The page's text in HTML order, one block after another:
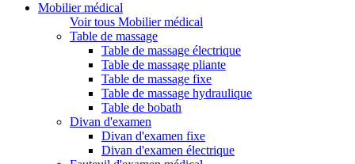
Mobilier médical
Voir tous Mobilier médical
Table de massage
Table de massage électrique
Table de massage pliante
Table de massage fixe
Table de massage hydraulique
Table de bobath
Divan d'examen
Divan d'examen fixe
Divan d'examen électrique